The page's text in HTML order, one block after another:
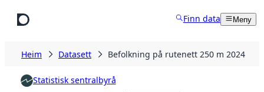
Finn data Meny
Heim Datasett Befolkning på rutenett 250 m 2024
Statistisk sentralbyrå